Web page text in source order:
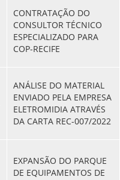
CONTRATAÇÃO DO
CONSULTOR TÉCNICO
ESPECIALIZADO PARA
COP-RECIFE
ANÁLISE DO MATERIAL
ENVIADO PELA EMPRESA
ELETROMIDIA ATRAVÉS
DA CARTA REC-007/2022
EXPANSÃO DO PARQUE
DE EQUIPAMENTOS DE